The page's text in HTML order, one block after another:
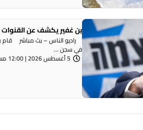
بن غفير يكشف عن
راديو الناس – بث مباشر قام
في سجن ...
5 أغسطس 2026 | 12:00 مساءً